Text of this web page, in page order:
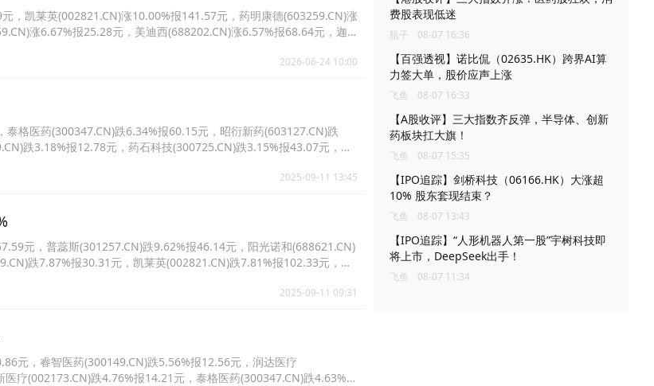
，凯莱英(002821.CN)涨10.00%报141.57元，药明康德(603259.CN)涨
涨6.67%报25.28元，美迪西(688202.CN)涨6.57%报68.64元，迦
2026-06-24 10:00
格医药(300347.CN)跌6.34%报60.15元，昭衍新药(603127.CN)跌
跌3.18%报12.78元，药石科技(300725.CN)跌3.15%报43.07元，药
2025-09-11 13:45
元，普蕊斯(301257.CN)跌9.62%报46.14元，阳光诺和(688621.CN)
跌7.87%报30.31元，凯莱英(002821.CN)跌7.81%报102.33元，睿
2025-09-11 09:31
元，睿智医药(300149.CN)跌5.56%报12.56元，润达医疗
疗(002173.CN)跌4.76%报14.21元，泰格医药(300347.CN)跌4.63%报
费股表现低迷
瓶子 08-07 16:36
【百强透视】诺比侃（02635.HK）跨界AI算
力签大单，股价应声上涨
飞鱼 08-07 16:33
【A股收评】三大指数齐反弹，半导体、创新
药板块扛大旗！
飞鱼 08-07 15:35
【IPO追踪】剑桥科技（06166.HK）大涨超
10% 股东套现结束？
飞鱼 08-07 13:43
【IPO追踪】“人形机器人第一股”宇树科技即
将上市，DeepSeek出手！
飞鱼 08-07 11:34